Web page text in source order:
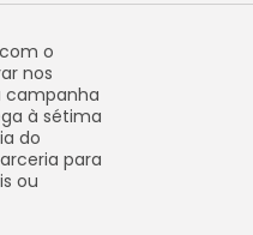
o
nos
campanha
à sétima
do
para
ou